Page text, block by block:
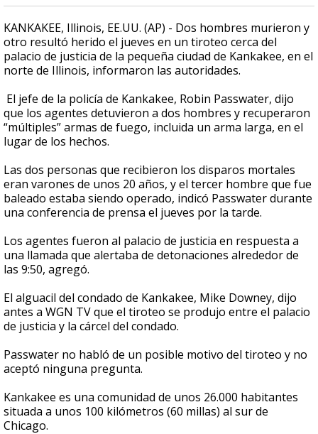
KANKAKEE, Illinois, EE.UU. (AP) - Dos hombres murieron y
otro resultó herido el jueves en un tiroteo cerca del
palacio de justicia de la pequeña ciudad de Kankakee, en el
norte de Illinois, informaron las autoridades.
El jefe de la policía de Kankakee, Robin Passwater, dijo
que los agentes detuvieron a dos hombres y recuperaron
“múltiples” armas de fuego, incluida un arma larga, en el
lugar de los hechos.
Las dos personas que recibieron los disparos mortales
eran varones de unos 20 años, y el tercer hombre que fue
baleado estaba siendo operado, indicó Passwater durante
una conferencia de prensa el jueves por la tarde.
Los agentes fueron al palacio de justicia en respuesta a
una llamada que alertaba de detonaciones alrededor de
las 9:50, agregó.
El alguacil del condado de Kankakee, Mike Downey, dijo
antes a WGN TV que el tiroteo se produjo entre el palacio
de justicia y la cárcel del condado.
Passwater no habló de un posible motivo del tiroteo y no
aceptó ninguna pregunta.
Kankakee es una comunidad de unos 26.000 habitantes
situada a unos 100 kilómetros (60 millas) al sur de
Chicago.